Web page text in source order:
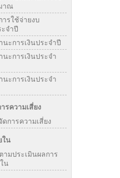
าณ
ารใช้จ่ายงบ
จำปี
นะการเงินประจำปี
นะการเงินประจำ
นะการเงินประจำ
รความเสี่ยง
ดการความเสี่ยง
ใน
ามประเมินผลการ
น